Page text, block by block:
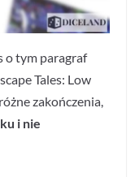
o tym paragraf
Tales: Low
zakończenia,
i nie